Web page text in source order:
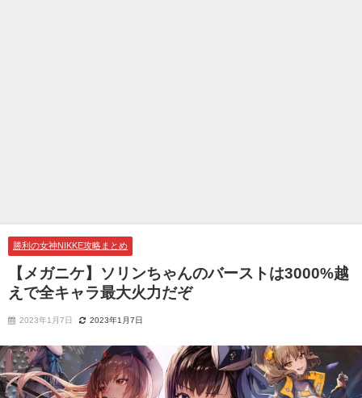
勝利の女神NIKKE攻略まとめ
【メガニケ】ソリンちゃんのバーストは3000%越
えで全キャラ最大火力だぞ
2023年1月7日 2023年1月7日